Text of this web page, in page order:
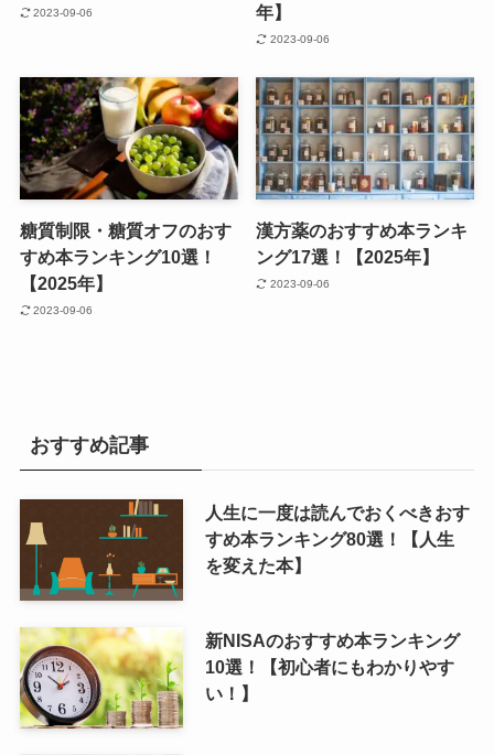
2023-09-06
年】
2023-09-06
糖質制限・糖質オフのおす
すめ本ランキング10選！
【2025年】
2023-09-06
漢方薬のおすすめ本ランキ
ング17選！【2025年】
2023-09-06
おすすめ記事
人生に一度は読んでおくべきおす
すめ本ランキング80選！【人生
を変えた本】
新NISAのおすすめ本ランキング
10選！【初心者にもわかりやす
い！】